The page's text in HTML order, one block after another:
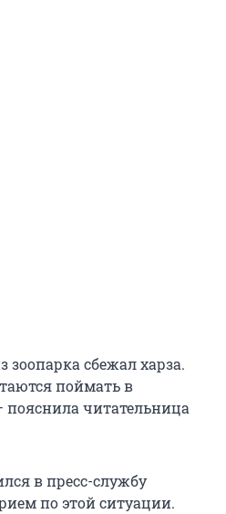
зоопарка сбежал харза.
поймать в
пояснила читательница
в пресс-службу
по этой ситуации.